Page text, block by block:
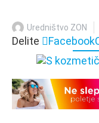
Uredništvo ZON
Delite Facebook